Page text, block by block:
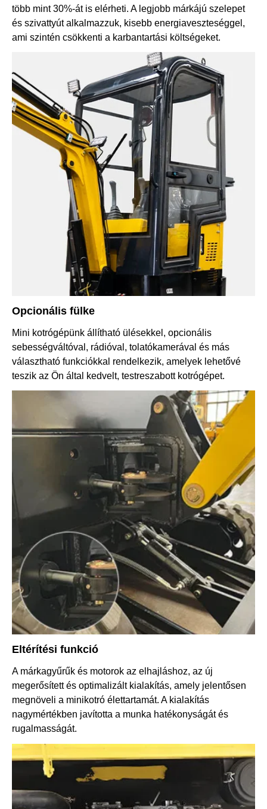
több mint 30%-át is elérheti. A legjobb márkájú szelepet
és szivattyút alkalmazzuk, kisebb energiaveszteséggel,
ami szintén csökkenti a karbantartási költségeket.
Opcionális fülke
Mini kotrógépünk állítható ülésekkel, opcionális
sebességváltóval, rádióval, tolatókamerával és más
választható funkciókkal rendelkezik, amelyek lehetővé
teszik az Ön által kedvelt, testreszabott kotrógépet.
Eltérítési funkció
A márkagyűrűk és motorok az elhajláshoz, az új
megerősített és optimalizált kialakítás, amely jelentősen
megnöveli a minikotró élettartamát. A kialakítás
nagymértékben javította a munka hatékonyságát és
rugalmasságát.